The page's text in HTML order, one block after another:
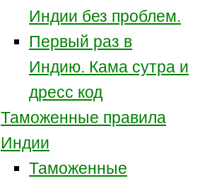
Индии без проблем.
Первый раз в
Индию. Кама сутра и
дресс код
Таможенные правила
Индии
Таможенные